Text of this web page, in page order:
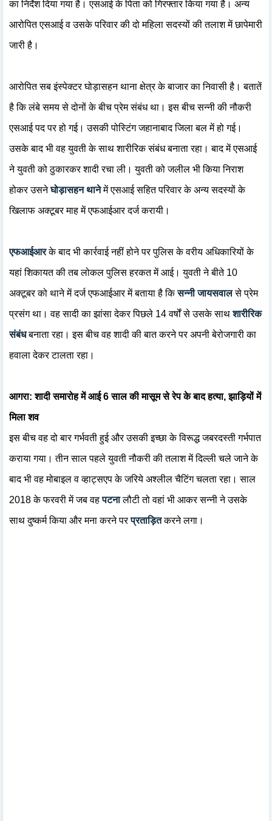
का निर्देश दिया गया है। एसआई के पिता को गिरफ्तार किया गया है। अन्य
आरोपित एसआई व उसके परिवार की दो महिला सदस्यों की तलाश में छापेमारी
जारी है।
आरोपित सब इंस्पेक्टर घोड़ासहन थाना क्षेत्र के बाजार का निवासी है। बतातें
है कि लंबे समय से दोनों के बीच प्रेम संबंध था। इस बीच सन्नी की नौकरी
एसआई पद पर हो गई। उसकी पोस्टिंग जहानाबाद जिला बल में हो गई।
उसके बाद भी वह युवती के साथ शारीरिक संबंध बनाता रहा। बाद में एसआई
ने युवती को ठुकारकर शादी रचा ली। युवती को जलील भी किया निराश
होकर उसनेघोड़ासहन थानेमें एसआई सहित परिवार के अन्य सदस्यों के
खिलाफ अक्टूबर माह में एफआईआर दर्ज करायी।
एफआईआरके बाद भी कार्रवाई नहीं होने पर पुलिस के वरीय अधिकारियों के
यहां शिकायत की तब लोकल पुलिस हरकत में आई। युवती ने बीते 10
अक्टूबर को थाने में दर्ज एफआईआर में बताया है किसन्नी जायसवालसे प्रेम
प्रसंग था। वह सादी का झांसा देकर पिछले 14 वर्षों से उसके साथशारीरिक
संबंधबनाता रहा। इस बीच वह शादी की बात करने पर अपनी बेरोजगारी का
हवाला देकर टालता रहा।
आगरा: शादी समारोह में आई 6 साल की मासूम से रेप के बाद हत्या, झाड़ियों में
मिला शव
इस बीच वह दो बार गर्भवती हुई और उसकी इच्छा के विरूद्ध जबरदस्ती गर्भपात
कराया गया। तीन साल पहले युवती नौकरी की तलाश में दिल्ली चले जाने के
बाद भी वह मोबाइल व व्हाट्सएप के जरिये अश्लील चैटिंग चलता रहा। साल
2018 के फरवरी में जब वहपटनालौटी तो वहां भी आकर सन्नी ने उसके
साथ दुष्कर्म किया और मना करने परप्रताड़ितकरने लगा।